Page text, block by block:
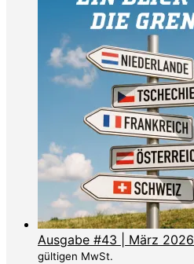
Ausgabe #43 | März 2026
gültigen MwSt.